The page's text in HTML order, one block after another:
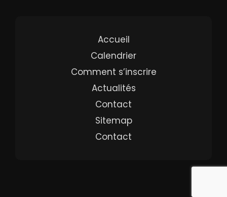
Accueil
Calendrier
Comment s’inscrire
Actualités
Contact
Sitemap
Contact